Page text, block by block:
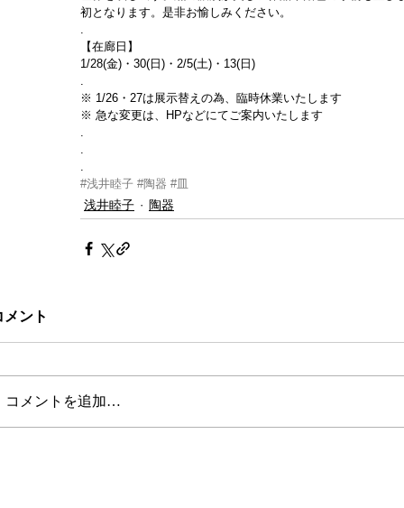
初となります。是非お愉しみください。
【在廊日】
1/28(金)・30(日)・2/5(土)・13(日)
※ 1/26・27は展示替えの為、臨時休業いたします
※ 急な変更は、HPなどにてご案内いたします
#浅井睦子 #陶器 #皿
浅井睦子 陶器
メント
コメントを追加…